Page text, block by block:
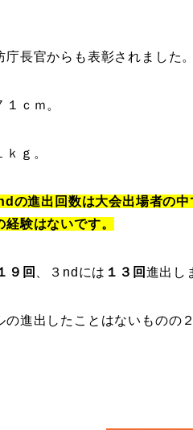
庁長官からも表彰されました
ｃｍ。
ｇ。
の進出回数は大会出場者の
経験はないです。
９回 、３ndには １３回 進出し
の進出したことはないものの